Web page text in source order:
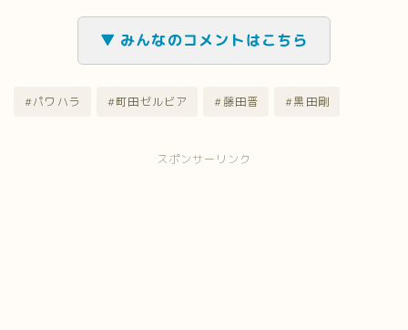
▼ みんなのコメントはこちら
#パワハラ #町田ゼルビア #藤田晋 #黒田剛
スポンサーリンク